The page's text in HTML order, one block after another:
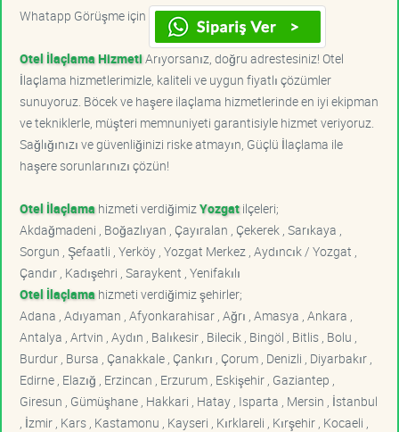
Whatapp Görüşme için
Otel İlaçlama HizmetiArıyorsanız, doğru adrestesiniz! Otel
İlaçlama hizmetlerimizle, kaliteli ve uygun fiyatlı çözümler
sunuyoruz. Böcek ve haşere ilaçlama hizmetlerinde en iyi ekipman
ve tekniklerle, müşteri memnuniyeti garantisiyle hizmet veriyoruz.
Sağlığınızı ve güvenliğinizi riske atmayın, Güçlü İlaçlama ile
haşere sorunlarınızı çözün!
Otel İlaçlama hizmeti verdiğimiz Yozgatilçeleri;
Akdağmadeni , Boğazlıyan , Çayıralan , Çekerek , Sarıkaya ,
Sorgun , Şefaatli , Yerköy , Yozgat Merkez , Aydıncık / Yozgat ,
Çandır , Kadışehri , Saraykent , Yenifakılı
Otel İlaçlama hizmeti verdiğimiz şehirler;
Adana , Adıyaman , Afyonkarahisar , Ağrı , Amasya , Ankara ,
Antalya , Artvin , Aydın , Balıkesir , Bilecik , Bingöl , Bitlis , Bolu ,
Burdur , Bursa , Çanakkale , Çankırı , Çorum , Denizli , Diyarbakır ,
Edirne , Elazığ , Erzincan , Erzurum , Eskişehir , Gaziantep ,
Giresun , Gümüşhane , Hakkari , Hatay , Isparta , Mersin , İstanbul
, İzmir , Kars , Kastamonu , Kayseri , Kırklareli , Kırşehir , Kocaeli ,